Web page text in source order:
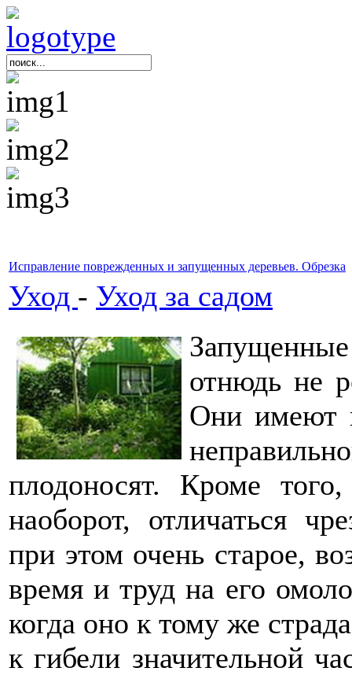
Исправление поврежденных и запущенных деревьев. Обрезка
Уход - Уход за садом
отнюдь не
Они имеют
плодоносят. Кроме
наоборот, отличаться
при этом очень старое,
время и труд на его
когда оно к тому же
к гибели значительной